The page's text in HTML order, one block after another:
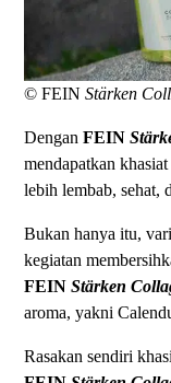
© FEINStärken
DenganFEIN
mendapatkan
lebih lembab, sehat,
Bukan hanya itu,
kegiatan
FEIN Stärken
aroma, yakni
Rasakan sendiri